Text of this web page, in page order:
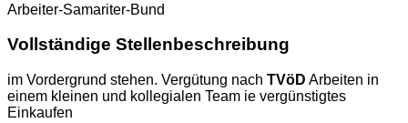
Arbeiter-Samariter-Bund
Vollständige Stellenbeschreibung
im Vordergrund stehen. Vergütung nach TVöD Arbeiten in
einem kleinen und kollegialen Team ie vergünstigtes
Einkaufen